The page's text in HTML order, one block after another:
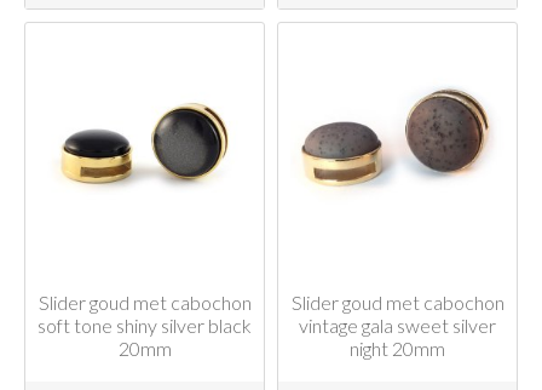
Slider goud met cabochon
soft tone shiny silver black
20mm
Slider goud met cabochon
vintage gala sweet silver
night 20mm